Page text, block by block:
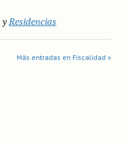
yResidencias
Más entradas en Fiscalidad »